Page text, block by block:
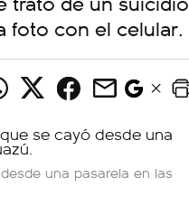
foto con el celular.
una pasarela en las